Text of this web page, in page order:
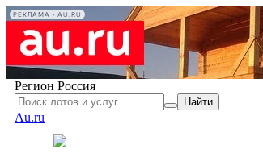
РЕКЛАМА • AU.RU
Регион Россия
Найти
Au.ru